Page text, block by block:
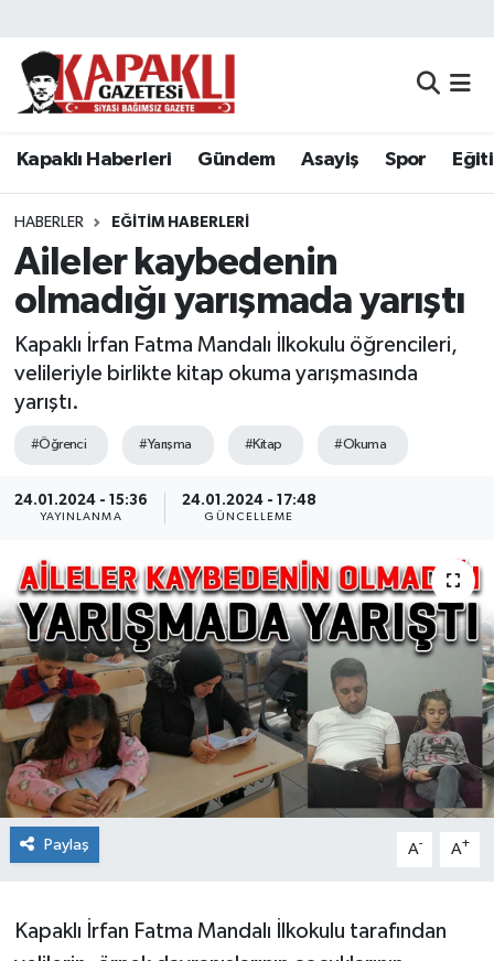
Kapaklı Haberleri Gündem Asayiş Spor
HABERLER EĞITIM HABERLERI
Aileler kaybedenin
olmadığı yarışmada yarıştı
Kapaklı İrfan Fatma Mandalı İlkokulu öğrencileri,
velileriyle birlikte kitap okuma yarışmasında
yarıştı.
#Öğrenci #Yarışma #Kitap #Okuma
24.01.2024 - 15:36
YAYINLANMA
24.01.2024 - 17:48
GÜNCELLEME
Paylaş A- A+
Kapaklı İrfan Fatma Mandalı İlkokulu tarafından
Kapaklı Haberleri
Asayiş
Spor
Eğitim
Siyaset
Sağlık
Teknoloji
Yaşam
Tekirdağ Nöbetçi Eczaneler
Tekirdağ Namaz Vakitleri
Tekirdağ Trafik Yoğunluk Haritası
Süper Lig Puan Durumu ve Fikstür
Tüm Manşetler